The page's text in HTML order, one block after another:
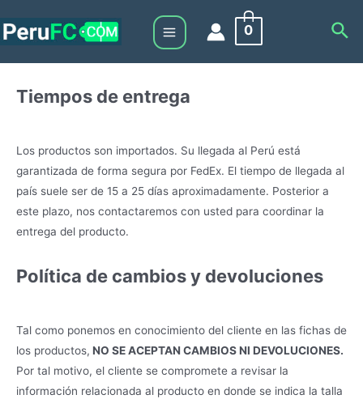
to
Main
0
Tiempos de entrega
Los productos son importados. Su llegada al Perú está
garantizada de forma segura por FedEx. El tiempo de llegada al
país suele ser de 15 a 25 días aproximadamente. Posterior a
este plazo, nos contactaremos con usted para coordinar la
entrega del producto.
Política de cambios y devoluciones
Tal como ponemos en conocimiento del cliente en las fichas de
los productos, NO SE ACEPTAN CAMBIOS NI DEVOLUCIONES.
Por tal motivo, el cliente se compromete a revisar la
información relacionada al producto en donde se indica la talla